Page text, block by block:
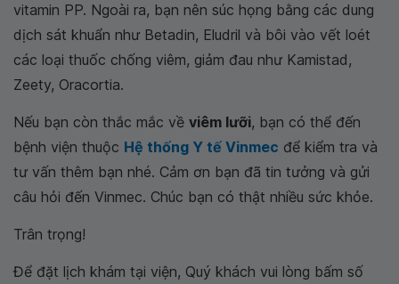
vitamin PP. Ngoài ra, bạn nên súc họng bằng các dung
dịch sát khuẩn như Betadin, Eludril và bôi vào vết loét
các loại thuốc chống viêm, giảm đau như Kamistad,
Zeety, Oracortia.
Nếu bạn còn thắc mắc về viêm lưỡi, bạn có thể đến
bệnh viện thuộc Hệ thống Y tế Vinmec để kiểm tra và
tư vấn thêm bạn nhé. Cảm ơn bạn đã tin tưởng và gửi
câu hỏi đến Vinmec. Chúc bạn có thật nhiều sức khỏe.
Trân trọng!
Để đặt lịch khám tại viện, Quý khách vui lòng bấm số